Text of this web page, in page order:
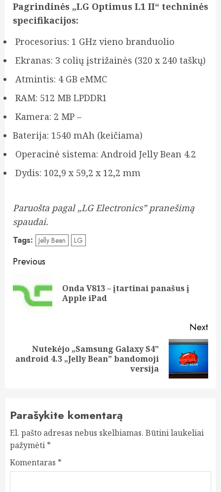
Pagrindinės „LG Optimus L1 II“ techninės
specifikacijos:
Procesorius: 1 GHz vieno branduolio
Ekranas: 3 colių įstrižainės (320 x 240 taškų)
Atmintis: 4 GB eMMC
RAM: 512 MB LPDDR1
Kamera: 2 MP –
Baterija: 1540 mAh (keičiama)
Operacinė sistema: Android Jelly Bean 4.2
Dydis: 102,9 x 59,2 x 12,2 mm
Paruošta pagal „LG Electronics” pranešimą
spaudai.
Tags: Jelly Bean LG
Post
navigation
Previous
Onda V813 – įtartinai panašus į
Apple iPad
Next
Next
Nutekėjo „Samsung Galaxy S4”
android 4.3 „Jelly Bean” bandomoji
versija
Parašykite komentarą
El. pašto adresas nebus skelbiamas. Būtini laukeliai
pažymėti *
Komentaras *